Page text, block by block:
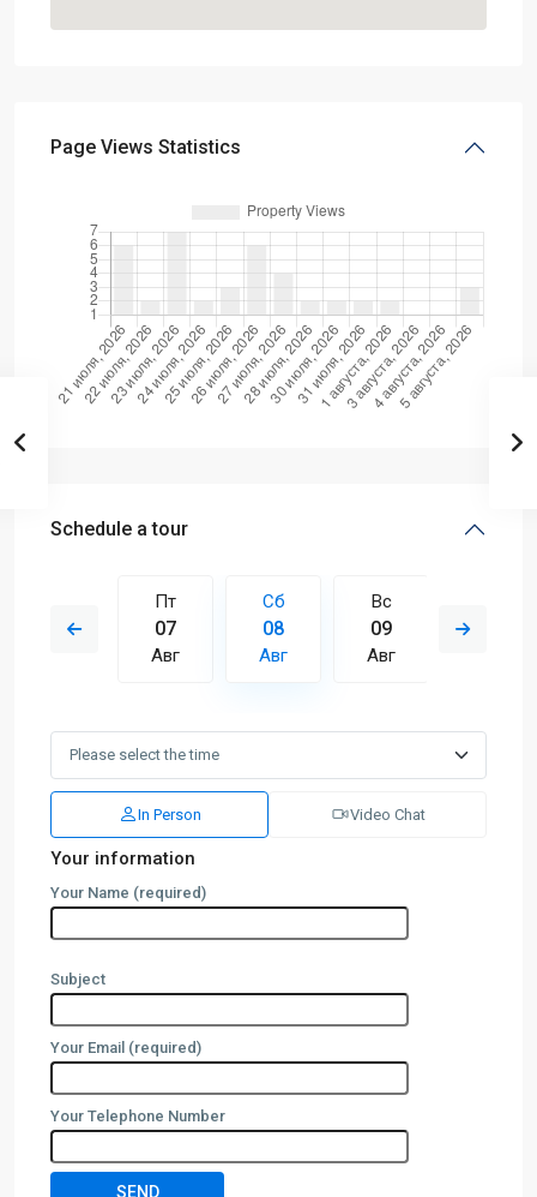
Page Views Statistics
Schedule a tour
16
Пт
07
Авг
Сб
08
Авг
Вс
09
Авг
In Person Video Chat
Your information
Your Name (required)
Subject
Your Email (required)
Your Telephone Number